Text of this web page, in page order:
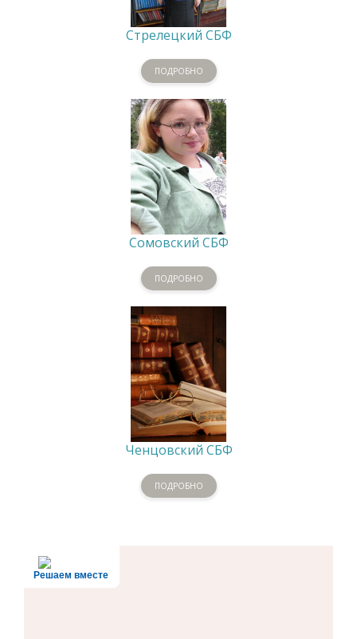
Стрелецкий СБФ
ПОДРОБНО
Сомовский СБФ
ПОДРОБНО
Ченцовский СБФ
ПОДРОБНО
Решаем вместе